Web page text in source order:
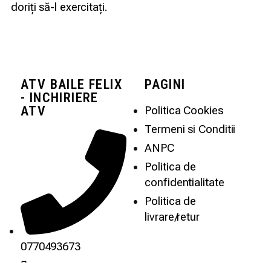
doriți să-l exercitați.
ATV BAILE FELIX
- INCHIRIERE
ATV
0770493673
PAGINI
Politica Cookies
Termeni si Conditii
ANPC
Politica de
confidentialitate
Politica de
livrare/retur